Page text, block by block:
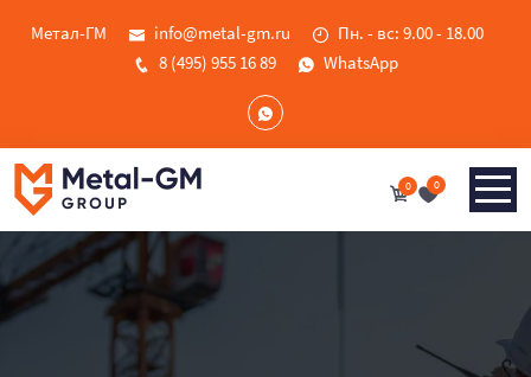
Метал-ГМ info@metal-gm.ru
Пн. - вс: 9.00 - 18.00
8 (495) 955 16 89
WhatsApp
0 0